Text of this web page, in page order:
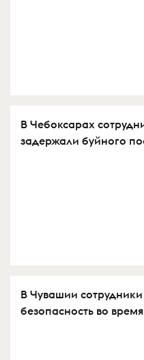
В Чебоксарах
задержали буйного
В Чувашии
безопасность во